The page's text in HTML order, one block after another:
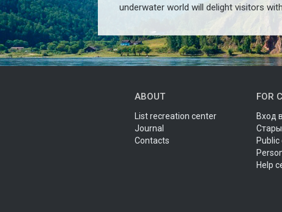
underwater world will delight visitors
ABOUT
List recreation center
Journal
Contacts
FOR
Вход
Help